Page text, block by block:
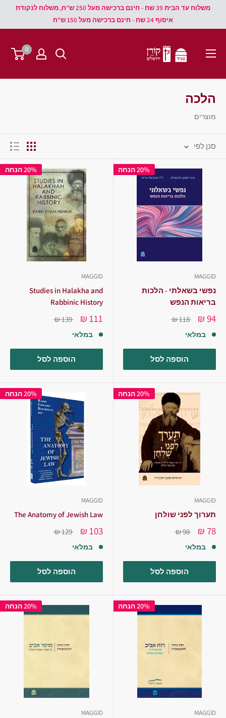
משלוח עד הבית 39 שח - חינם ברכישה מעל 250 ש"ח, משלוח לנקודת
איסוף 24 שח - חינם ברכישה מעל 150 ש"ח
0
הלכה
מוצרים
סנן לפי
20% הנחה
MAGGID
נפשי בשאלתי - הלכות
בריאות הנפש
94 ₪
118 ₪
במלאי
הוספה לסל
20% הנחה
MAGGID
Studies in Halakha and
Rabbinic History
111 ₪
139 ₪
במלאי
הוספה לסל
20% הנחה
MAGGID
תערוך לפני שולחן
78 ₪
98 ₪
במלאי
הוספה לסל
20% הנחה
MAGGID
The Anatomy of Jewish Law
103 ₪
129 ₪
במלאי
הוספה לסל
20% הנחה
MAGGID
20% הנחה
MAGGID